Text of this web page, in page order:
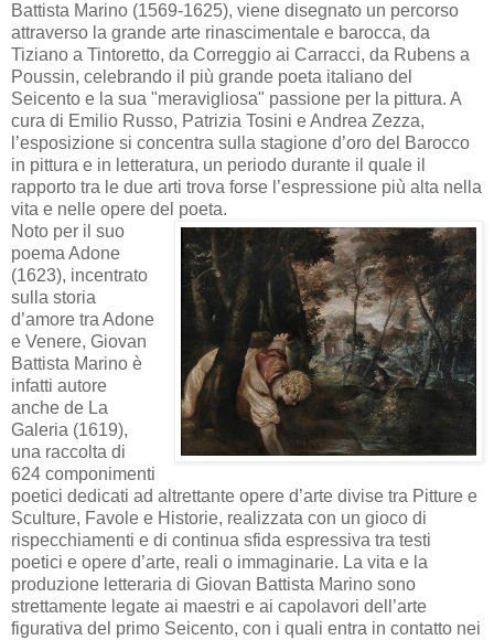
Battista Marino (1569-1625), viene disegnato un percorso
attraverso la grande arte rinascimentale e barocca, da
Tiziano a Tintoretto, da Correggio ai Carracci, da Rubens a
Poussin, celebrando il più grande poeta italiano del
Seicento e la sua "meravigliosa" passione per la pittura. A
cura di Emilio Russo, Patrizia Tosini e Andrea Zezza,
l’esposizione si concentra sulla stagione d’oro del Barocco
in pittura e in letteratura, un periodo durante il quale il
rapporto tra le due arti trova forse l’espressione più alta nella
vita e nelle opere del poeta.
Noto per il suo
poema Adone
(1623), incentrato
sulla storia
d’amore tra Adone
e Venere, Giovan
Battista Marino è
infatti autore
anche de La
Galeria (1619),
una raccolta di
624 componimenti
poetici dedicati ad altrettante opere d’arte divise tra Pitture e
Sculture, Favole e Historie, realizzata con un gioco di
rispecchiamenti e di continua sfida espressiva tra testi
poetici e opere d’arte, reali o immaginarie. La vita e la
produzione letteraria di Giovan Battista Marino sono
strettamente legate ai maestri e ai capolavori dell’arte
figurativa del primo Seicento, con i quali entra in contatto nei